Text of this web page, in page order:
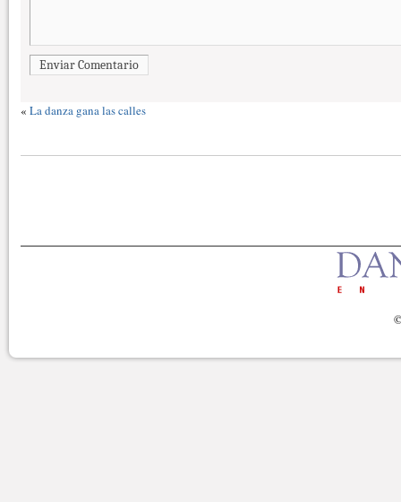
Enviar Comentario
« La danza gana las calles